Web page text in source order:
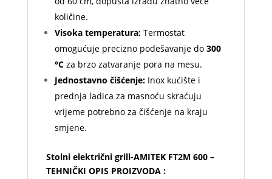
količine.
Visoka temperatura:Termostat
omogućuje precizno podešavanje do 300
°Cza brzo zatvaranje pora na mesu.
Jednostavno čišćenje:Inox kućište i
prednja ladica za masnoću skraćuju
vrijeme potrebno za čišćenje na kraju
smjene.
Stolni električni grill-AMITEK FT2M 600 –
TEHNIČKI OPIS PROIZVODA :